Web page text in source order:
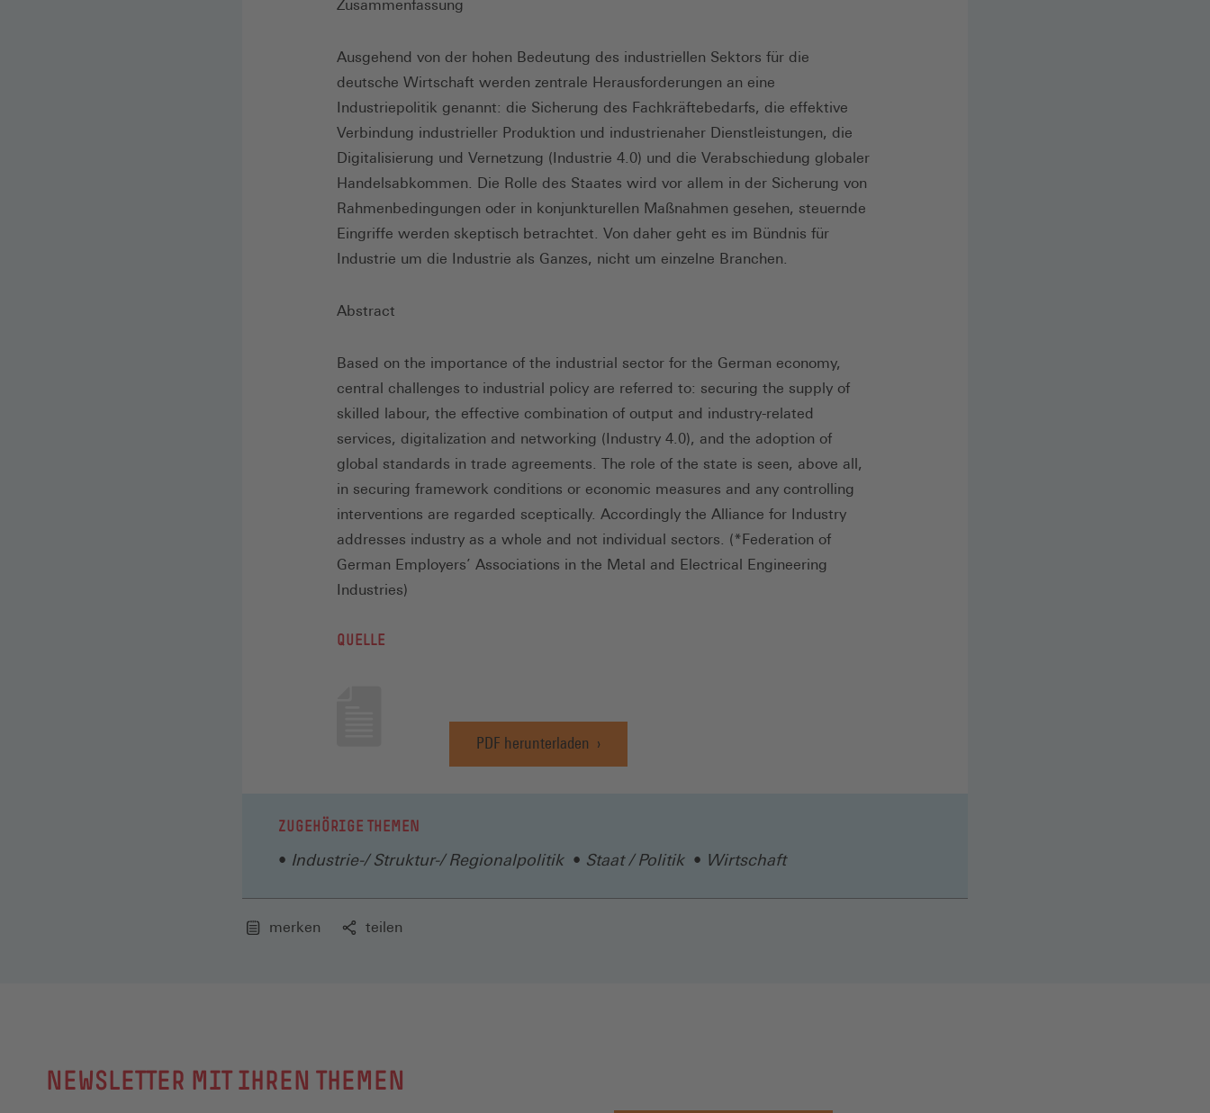
Zusammenfassung
Ausgehend von der hohen Bedeutung des industriellen Sektors für die
deutsche Wirtschaft werden zentrale Herausforderungen an eine
Industriepolitik genannt: die Sicherung des Fachkräftebedarfs, die effektive
Verbindung industrieller Produktion und industrienaher Dienstleistungen, die
Digitalisierung und Vernetzung (Industrie 4.0) und die Verabschiedung globaler
Handelsabkommen. Die Rolle des Staates wird vor allem in der Sicherung von
Rahmenbedingungen oder in konjunkturellen Maßnahmen gesehen, steuernde
Eingriffe werden skeptisch betrachtet. Von daher geht es im Bündnis für
Industrie um die Industrie als Ganzes, nicht um einzelne Branchen.
Abstract
Based on the importance of the industrial sector for the German economy,
central challenges to industrial policy are referred to: securing the supply of
skilled labour, the effective combination of output and industry-related
services, digitalization and networking (Industry 4.0), and the adoption of
global standards in trade agreements. The role of the state is seen, above all,
in securing framework conditions or economic measures and any controlling
interventions are regarded sceptically. Accordingly the Alliance for Industry
addresses industry as a whole and not individual sectors. (*Federation of
German Employers’ Associations in the Metal and Electrical Engineering
Industries)
QUELLE
PDF herunterladen
(Öffnet
in
ZUGEHÖRIGE THEMEN
Industrie-/ Struktur-/ Regionalpolitik Staat / Politik Wirtschaft
merken teilen
NEWSLETTER MIT IHREN THEMEN